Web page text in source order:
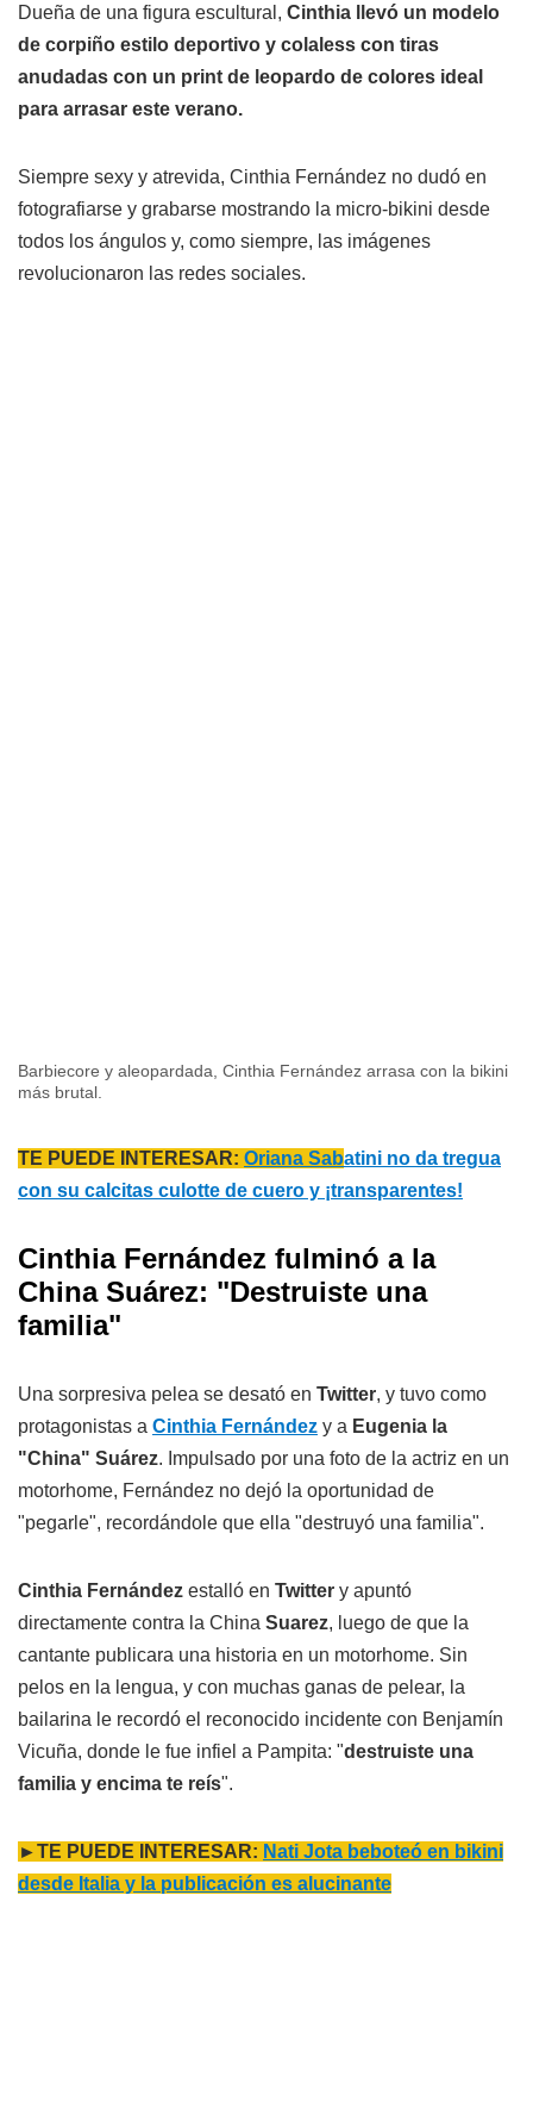
Dueña de una figura escultural, Cinthia llevó un modelo
de corpiño estilo deportivo y colaless con tiras
anudadas con un print de leopardo de colores ideal
para arrasar este verano.
Siempre sexy y atrevida, Cinthia Fernández no dudó en
fotografiarse y grabarse mostrando la micro-bikini desde
todos los ángulos y, como siempre, las imágenes
revolucionaron las redes sociales.
Barbiecore y aleopardada, Cinthia Fernández arrasa con la bikini
más brutal.
TE PUEDE INTERESAR: Oriana Sabatini no da tregua
con su calcitas culotte de cuero y ¡transparentes!
Cinthia Fernández fulminó a la
China Suárez: "Destruiste una
familia"
Una sorpresiva pelea se desató en Twitter, y tuvo como
protagonistas a Cinthia Fernández y a Eugenia la
"China" Suárez. Impulsado por una foto de la actriz en un
motorhome, Fernández no dejó la oportunidad de
"pegarle", recordándole que ella "destruyó una familia".
Cinthia Fernández estalló en Twitter y apuntó
directamente contra la China Suarez, luego de que la
cantante publicara una historia en un motorhome. Sin
pelos en la lengua, y con muchas ganas de pelear, la
bailarina le recordó el reconocido incidente con Benjamín
Vicuña, donde le fue infiel a Pampita: "destruiste una
familia y encima te reís".
►TE PUEDE INTERESAR: Nati Jota beboteó en bikini
desde Italia y la publicación es alucinante